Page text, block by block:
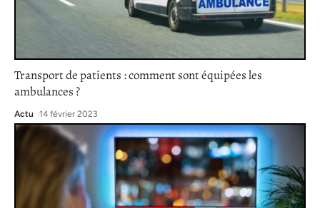
Transport de patients : comment sont équipées les
ambulances ?
Actu 14 février 2023